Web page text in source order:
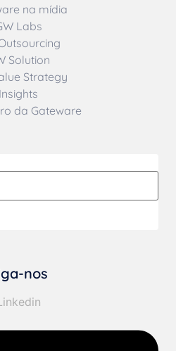
na mídia
Labs
Solution
Strategy
Insights
da Gateware
nos